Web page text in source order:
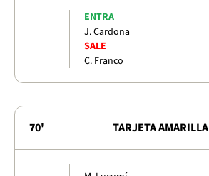
ENTRA
J. Cardona
SALE
C. Franco
70' TARJETA AMARILLA